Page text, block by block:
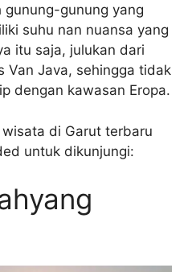
gunung yang
suhu nan nuansa yang
itu saja, julukan dari
Van Java, sehingga tidak
dengan kawasan Eropa.
di Garut terbaru
untuk dikunjungi: